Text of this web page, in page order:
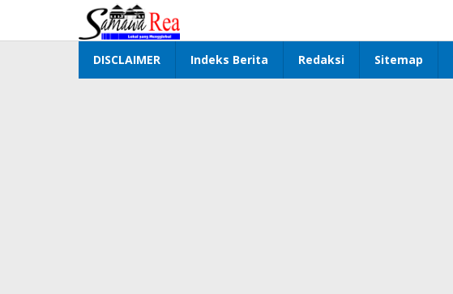
konten
DISCLAIMER Indeks Berita Redaksi Sitemap